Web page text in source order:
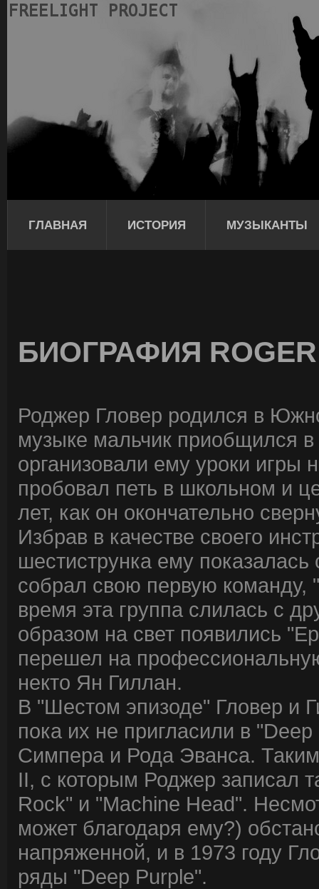
ГЛАВНАЯ ИСТОРИЯ МУЗЫКАНТЫ
БИОГРАФИЯ ROGER
Роджер Гловер родился в
музыке мальчик приобщился в
организовали ему уроки игры
пробовал петь в школьном и
лет, как он окончательно
Избрав в качестве своего
шестиструнка ему
собрал свою первую команду,
время эта группа слилась с
образом на свет появились
перешел на
некто Ян Гиллан.
В "Шестом эпизоде" Гловер и
пока их не пригласили в
Симпера и Рода Эванса.
II, с которым Роджер записал
Rock" и "Machine Head".
может благодаря ему?)
напряженной, и в 1973 году
ряды "Deep Purple".